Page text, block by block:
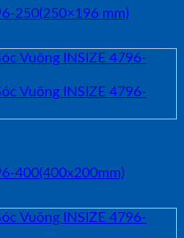
250(250×196 mm)
400(400x200mm)